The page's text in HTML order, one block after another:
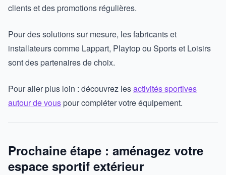
clients et des promotions régulières.
Pour des solutions sur mesure, les fabricants et
installateurs comme Lappart, Playtop ou Sports et Loisirs
sont des partenaires de choix.
Pour aller plus loin : découvrez lesactivités sportives
autour de vouspour compléter votre équipement.
Prochaine étape : aménagez votre
espace sportif extérieur